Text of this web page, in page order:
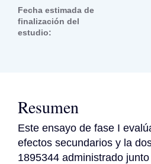
Fecha estimada de
finalización del
estudio:
Resumen
Este ensayo de fase I
efectos secundarios y la
1895344 administrado